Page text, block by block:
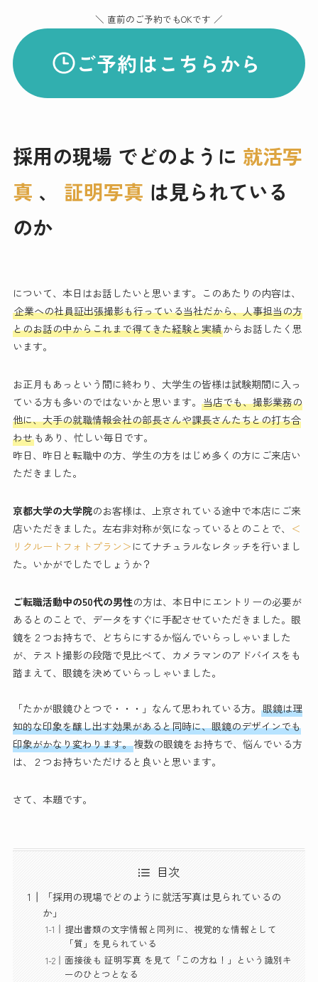
＼ 直前のご予約でもOKです ／
ご予約はこちらから
採用の現場 でどのように 就活写
真 、 証明写真 は見られている
のか
について、本日はお話したいと思います。このあたりの内容は、
企業への社員証出張撮影も行っている当社だから、人事担当の方
とのお話の中からこれまで得てきた経験と実績からお話したく思
います。
お正月もあっという間に終わり、大学生の皆様は試験期間に入っ
ている方も多いのではないかと思います。 当店でも、撮影業務の
他に、大手の就職情報会社の部長さんや課長さんたちとの打ち合
わせもあり、忙しい毎日です。
昨日、昨日と転職中の方、学生の方をはじめ多くの方にご来店い
ただきました。
京都大学の大学院のお客様は、上京されている途中で本店にご来
店いただきました。左右非対称が気になっているとのことで、
＜
リクルートフォトプラン＞ にてナチュラルなレタッチを行いまし
た。いかがでしたでしょうか？
ご転職活動中の50代の男性の方は、本日中にエントリーの必要が
あるとのことで、データをすぐに手配させていただきました。眼
鏡を２つお持ちで、どちらにするか悩んでいらっしゃいました
が、テスト撮影の段階で見比べて、カメラマンのアドバイスをも
踏まえて、眼鏡を決めていらっしゃいました。
「たかが眼鏡ひとつで・・・」なんて思われている方。 眼鏡は理
知的な印象を醸し出す効果があると同時に、眼鏡のデザインでも
印象がかなり変わります。複数の眼鏡をお持ちで、悩んでいる方
は、２つお持ちいただけると良いと思います。
さて、本題です。
目次
「採用の現場でどのように就活写真は見られているの
か」
提出書類の文字情報と同列に、視覚的な情報として
「質」を見られている
面接後も 証明写真 を見て「この方ね！」という識別キ
ーのひとつとなる